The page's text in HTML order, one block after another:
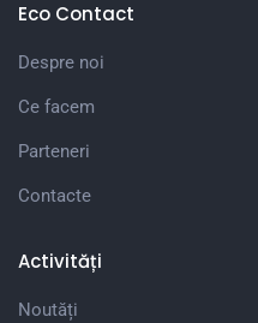
Eco Contact
Despre noi
Ce facem
Parteneri
Contacte
Activități
Noutăți